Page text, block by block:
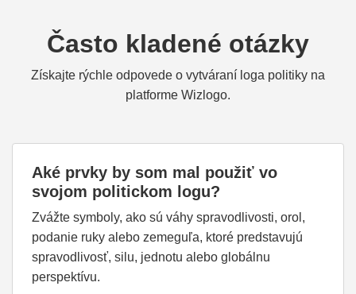
Často kladené otázky
Získajte rýchle odpovede o vytváraní loga politiky na
platforme Wizlogo.
Aké prvky by som mal použiť vo
svojom politickom logu?
Zvážte symboly, ako sú váhy spravodlivosti, orol,
podanie ruky alebo zemeguľa, ktoré predstavujú
spravodlivosť, silu, jednotu alebo globálnu
perspektívu.